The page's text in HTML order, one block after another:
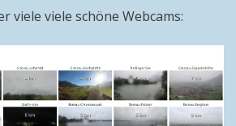
viele viele schöne Webcams: